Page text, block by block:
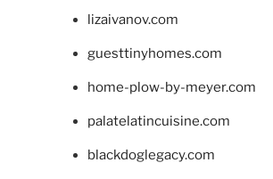
lizaivanov.com
guesttinyhomes.com
home-plow-by-meyer.com
palatelatincuisine.com
blackdoglegacy.com